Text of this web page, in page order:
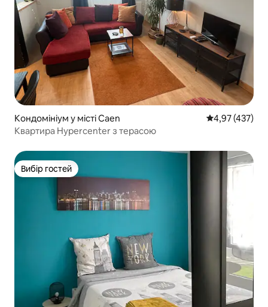
Кондомініум у місті Caen Середня
4,97 (437)
Квартира Hypercenter з терасою
Вибір гостей
Вибір гостей